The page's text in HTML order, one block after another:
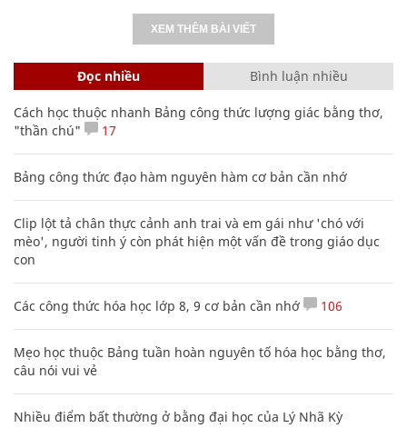
XEM THÊM BÀI VIẾT
Đọc nhiều Bình luận nhiều
Cách học thuộc nhanh Bảng công thức lượng giác bằng thơ,
"thần chú"
17
Bảng công thức đạo hàm nguyên hàm cơ bản cần nhớ
Clip lột tả chân thực cảnh anh trai và em gái như 'chó với
mèo', người tinh ý còn phát hiện một vấn đề trong giáo dục
con
Các công thức hóa học lớp 8, 9 cơ bản cần nhớ 106
Mẹo học thuộc Bảng tuần hoàn nguyên tố hóa học bằng thơ,
câu nói vui vẻ
Nhiều điểm bất thường ở bằng đại học của Lý Nhã Kỳ